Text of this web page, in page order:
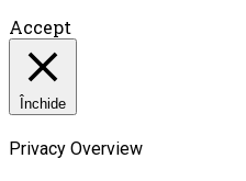
Accept
Închide
Privacy Overview